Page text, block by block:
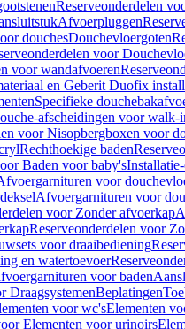
Reserveonderdelen
Afvoerpluggen
douchesDouchevloergoten
voor
voor wandafvoeren
en Geberit Duofix
Specifieke
afscheidingen voor walk-
voor Nisopbergboxen voor
Rechthoekige baden
Baden voor baby's
voor
Afvoergarnituren voor
voor Zonder afvoerkap
Reserveonderdelen voor
voor draaibediening
en watertoevoer
voor baden
DraagsystemenBeplatingen
voor wc'sElementen
Elementen voor urinoirs